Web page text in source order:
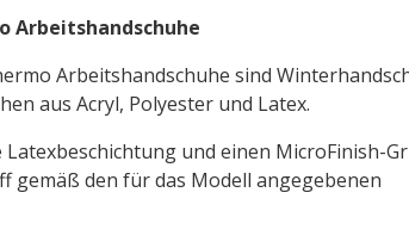
Arbeitshandschuhe
Arbeitshandschuhe sind
aus Acryl, Polyester und Latex.
und einen MicroFinish-
gemäß den für das Modell angegebenen